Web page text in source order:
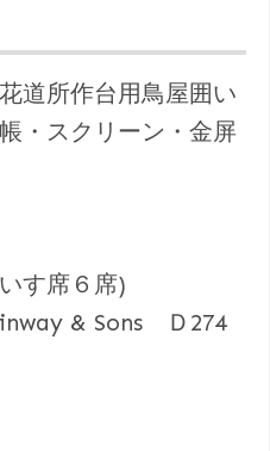
道所作台用鳥屋囲い
・スクリーン・金屏
す席６席)
& Sons Ｄ274